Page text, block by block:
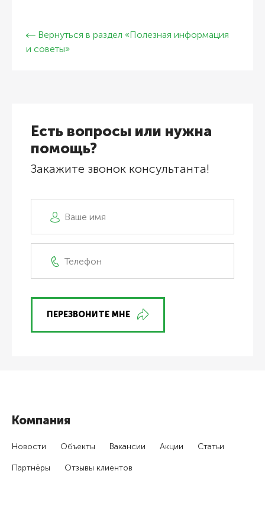
Вернуться в раздел «Полезная информация
и советы»
Есть вопросы или нужна
помощь?
Закажите звонок консультанта!
ПЕРЕЗВОНИТЕ МНЕ
Компания
Новости Объекты Вакансии Акции Статьи
Партнёры Отзывы клиентов